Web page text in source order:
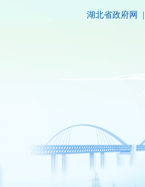
湖北省政府网